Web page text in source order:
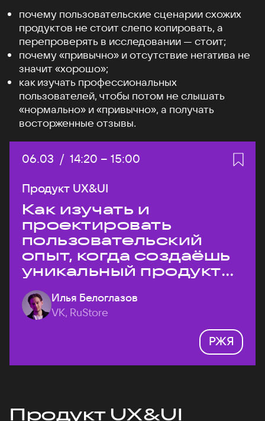
почему пользовательские сценарии схожих
продуктов не стоит слепо копировать, а
перепроверять в исследовании — стоит;
почему «привычно» и отсутствие негатива не
значит «хорошо»;
как изучать профессиональных
пользователей, чтобы потом не слышать
«нормально» и «привычно», а получать
восторженные отзывы.
Дата:
06.03 / Начало:
14:20 – Конец:
15:00
Продукт UX&UI
Как изучать и
проектировать
пользовательский
опыт, когда создаёшь
уникальный продукт
на рынке?
Илья Белоглазов
VK, RuStore
РЖЯ
Продукт UX&UI